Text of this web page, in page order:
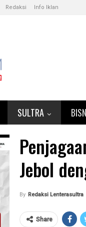
Redaksi Info Iklan
SULTRA
Jebol
By Redaksi Lenterasultra
Share